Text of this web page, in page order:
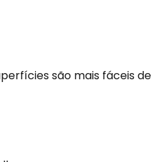
são mais fáceis de